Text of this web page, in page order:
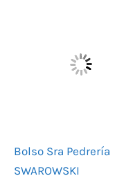
Bolso Sra Pedrería
SWAROWSKI